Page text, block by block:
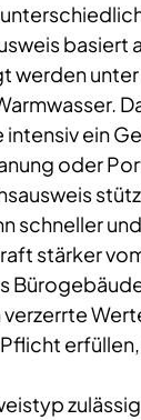
basiert
werden
intensiv ein
oder
schneller
stärker